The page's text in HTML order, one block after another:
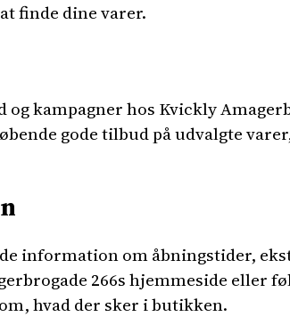
finde dine varer.
kampagner hos Kvickly
gode tilbud på udvalgte
information om åbningstider,
266s hjemmeside eller
hvad der sker i butikken.